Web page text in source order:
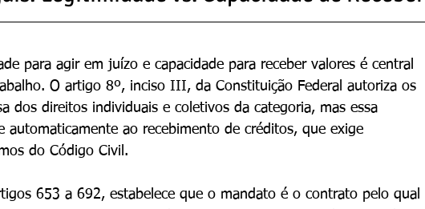
para agir em juízo e capacidade para receber valores é central
O artigo 8º, inciso III, da Constituição Federal autoriza os
dos direitos individuais e coletivos da categoria, mas essa
automaticamente ao recebimento de créditos, que exige
do Código Civil.
653 a 692, estabelece que o mandato é o contrato pelo qual